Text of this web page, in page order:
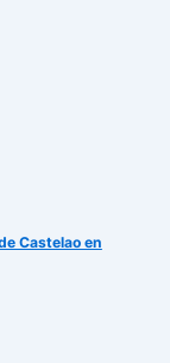
Castelao en